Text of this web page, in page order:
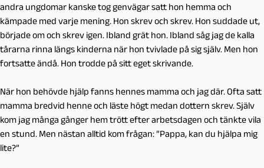
andra ungdomar kanske tog genvägar satt hon hemma och
kämpade med varje mening. Hon skrev och skrev. Hon suddade ut,
började om och skrev igen. Ibland grät hon. Ibland såg jag de kalla
tårarna rinna längs kinderna när hon tvivlade på sig själv. Men hon
fortsatte ändå. Hon trodde på sitt eget skrivande.
När hon behövde hjälp fanns hennes mamma och jag där. Ofta satt
mamma bredvid henne och läste högt medan dottern skrev. Själv
kom jag många gånger hem trött efter arbetsdagen och tänkte vila
en stund. Men nästan alltid kom frågan: ”Pappa, kan du hjälpa mig
lite?”